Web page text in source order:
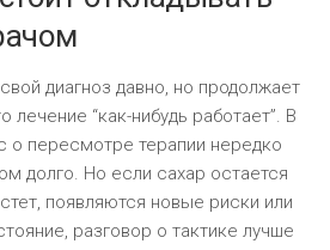
диагноз давно, но продолжает
“как-нибудь работает”. В
о пересмотре терапии нередко
долго. Но если сахар остается
появляются новые риски или
разговор о тактике лучше